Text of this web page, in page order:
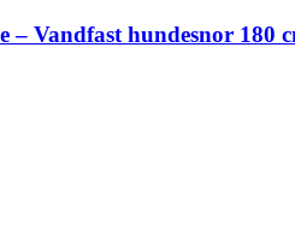
– Vandfast hundesnor 180